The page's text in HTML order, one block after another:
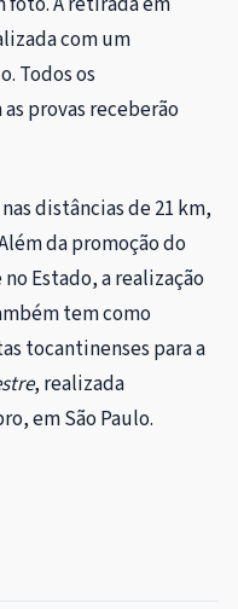
com um
Todos os
provas receberão
distâncias de21 km,
da promoção do
Estado, a realização
tem como
tocantinenses para a
, realizada
em São Paulo.